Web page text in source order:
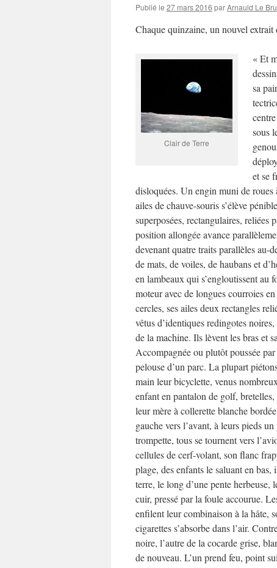
Publié le 27 mars 2016 parArnauld Le
Chaque quinzaine, un nouvel extrait
Clair de Terre
« Et
sa
sous
et se
disloquées. Un engin muni de roues
ailes de chauve-souris s’élève
superposées, rectangulaires, reliées
position allongée avance
devenant quatre traits parallèles au-
de mats, de voiles, de haubans et
en lambeaux qui s’engloutissent au
moteur avec de longues courroies
cercles, ses ailes deux rectangles
vêtus d’identiques redingotes
de la machine. Ils lèvent les bras et
Accompagnée ou plutôt poussée
pelouse d’un parc. La plupart
main leur bicyclette, venus
enfant en pantalon de golf,
leur mère à collerette blanche
gauche vers l’avant, à leurs pieds
trompette, tous se tournent vers
cellules de cerf-volant, son flanc
plage, des enfants le saluant en bas,
terre, le long d’une pente herbeuse,
cuir, pressé par la foule accourue.
enfilent leur combinaison à la hâte,
cigarettes s’absorbe dans l’air.
noire, l’autre de la cocarde grise,
de nouveau. L’un prend feu, point